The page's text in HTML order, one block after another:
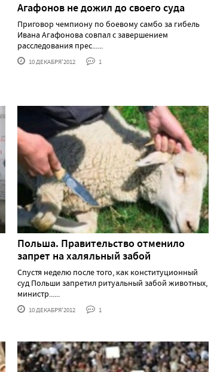
Агафонов не дожил до своего суда
Приговор чемпиону по боевому самбо за гибель
Ивана Агафонова совпал с завершением
расследования прес......
10 ДЕКАБРЯ'2012 1
Польша. Правительство отменило
запрет на халяльный забой
Спустя неделю после того, как конституционный
суд Польши запретил ритуальный забой животных,
министр......
10 ДЕКАБРЯ'2012 1